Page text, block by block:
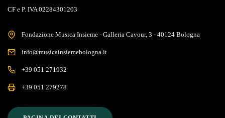
CF e P. IVA 02284301203
Fondazione Musica Insieme - Galleria Cavour, 3 - 40124 Bologna
info@musicainsiemebologna.it
+39 051 271932
+39 051 279278